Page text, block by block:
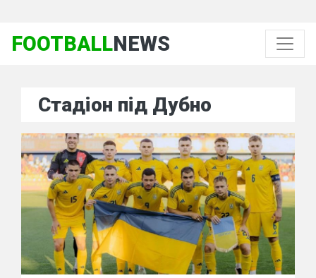
FOOTBALLNEWS
Стадіон під Дубно